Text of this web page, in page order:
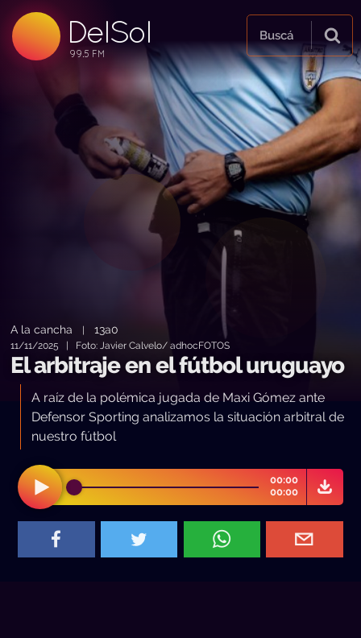
DelSol
99.5 FM
Buscá
A la cancha |13a0
11/11/2025 | Foto: Javier Calvelo/ adhocFOTOS
El arbitraje en el fútbol uruguayo
A raíz de la polémica jugada de Maxi Gómez ante
Defensor Sporting analizamos la situación arbitral de
nuestro fútbol
00:00
00:00